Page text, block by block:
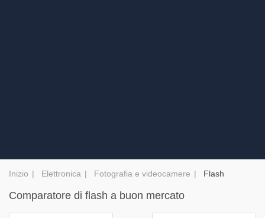
Inizio Elettronica Fotografia e videocamere Flash
Comparatore di flash a buon mercato